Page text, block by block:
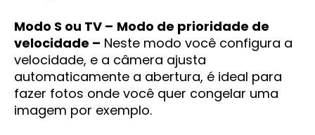
Modo S ou TV – Modo de prioridade de
velocidade – Neste modo você configura a
velocidade, e a câmera ajusta
automaticamente a abertura, é ideal para
fazer fotos onde você quer congelar uma
imagem por exemplo.